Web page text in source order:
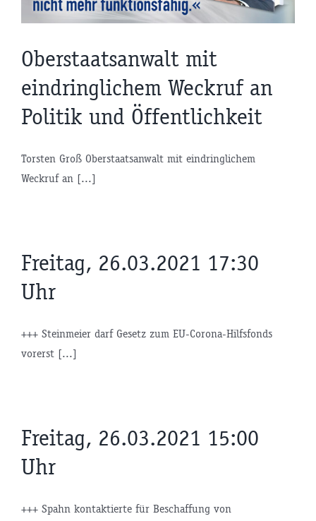
Oberstaatsanwalt mit
eindringlichem Weckruf an
Politik und Öffentlichkeit
Torsten Groß Oberstaatsanwalt mit eindringlichem
Weckruf an [...]
Freitag, 26.03.2021 17:30
Uhr
+++ Steinmeier darf Gesetz zum EU-Corona-Hilfsfonds
vorerst [...]
Freitag, 26.03.2021 15:00
Uhr
+++ Spahn kontaktierte für Beschaffung von